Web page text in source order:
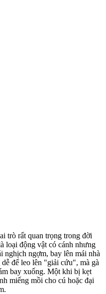
trò rất quan trọng trong đời
loại động vật có cánh nhưng
nghịch ngợm, bay lên mái nhà
để leo lên "giải cứu", mà gà
bay xuống. Một khi bị kẹt
miếng mồi cho cú hoặc đại